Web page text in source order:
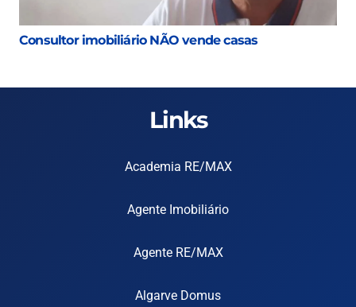
Consultor imobiliário NÃO vende casas
Links
Academia RE/MAX
Agente Imobiliário
Agente RE/MAX
Algarve Domus